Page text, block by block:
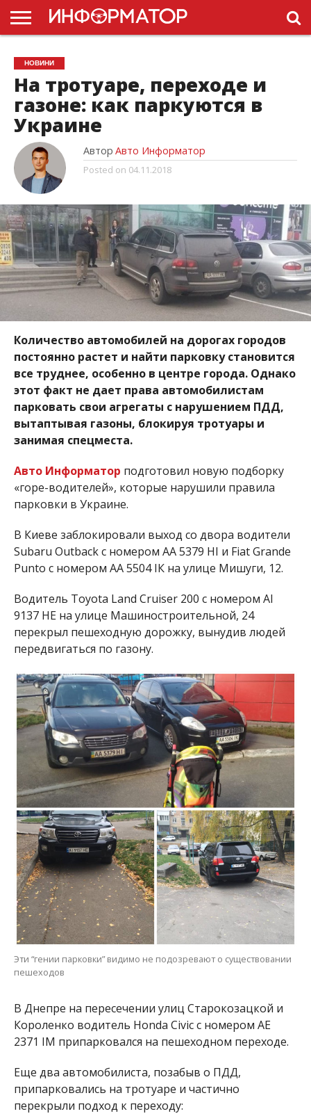
ГОЛОВНА
НОВИНИ
ПДР
УКРАЇНИ
РЕКЛАМА
ПРОЕКТЫ
НОВИНИ
На тротуаре, переходе и
газоне: как паркуются в
Украине
Автор Авто Информатор
Posted on 04.11.2018
Количество автомобилей на дорогах городов
постоянно растет и найти парковку становится
все труднее, особенно в центре города. Однако
этот факт не дает права автомобилистам
парковать свои агрегаты с нарушением ПДД,
вытаптывая газоны, блокируя тротуары и
занимая спецместа.
Авто Информатор подготовил новую подборку
«горе-водителей», которые нарушили правила
парковки в Украине.
В Киеве заблокировали выход со двора водители
Subaru Outback с номером АА 5379 НІ и Fiat Grande
Punto с номером АА 5504 ІК на улице Мишуги, 12.
Водитель Toyota Land Cruiser 200 с номером АІ
9137 НЕ на улице Машиностроительной, 24
перекрыл пешеходную дорожку, вынудив людей
передвигаться по газону.
Эти “гении парковки” видимо не подозревают о существовании
пешеходов
В Днепре на пересечении улиц Старокозацкой и
Короленко водитель Honda Civic с номером АЕ
2371 ІМ припарковался на пешеходном переходе.
Еще два автомобилиста, позабыв о ПДД,
припарковались на тротуаре и частично
перекрыли подход к переходу: